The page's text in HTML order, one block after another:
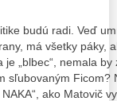
budú radi. Veď
má všetky páky,
„blbec“, nemala by
sľubovaným Ficom?
ako Matovič